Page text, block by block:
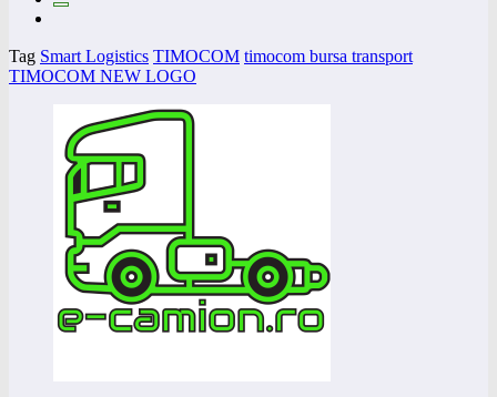
Tag Smart Logistics TIMOCOM timocom bursa transport
TIMOCOM NEW LOGO